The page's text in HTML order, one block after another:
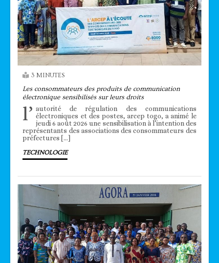
3 MINUTES
Les consommateurs des produits de communication
électronique sensibilisés sur leurs droits
l’ autorité de régulation des communications
électroniques et des postes, arcep togo, a animé le
jeudi 6 août 2026 une sensibilisation à l’intention des
représentants des associations des consommateurs des
préfectures […]
TECHNOLOGIE